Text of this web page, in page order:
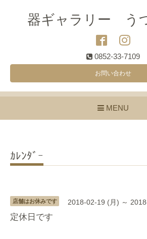
器ギャラリー う
0852-33-7109
お問い合わせ
MENU
ｶﾚﾝﾀﾞｰ
店舗はお休みです 2018-02-19 (月) ～
定休日です